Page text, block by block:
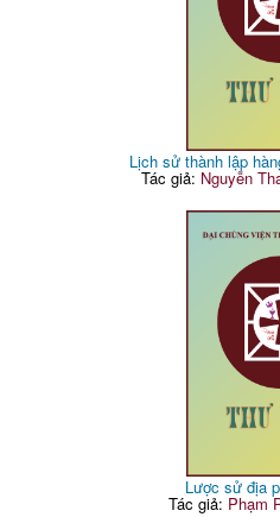
Lịch sử thành lập
Tác giả: Nguyễn
Lược sử địa
Tác giả: Phạm